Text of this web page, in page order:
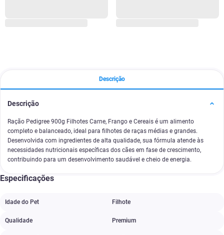
Descrição
Descrição
Ração Pedigree 900g Filhotes Carne, Frango e Cereais é um alimento
completo e balanceado, ideal para filhotes de raças médias e grandes.
Desenvolvida com ingredientes de alta qualidade, sua fórmula atende às
necessidades nutricionais específicas dos cães em fase de crescimento,
contribuindo para um desenvolvimento saudável e cheio de energia.
Especificações
Idade do Pet Filhote
Qualidade Premium